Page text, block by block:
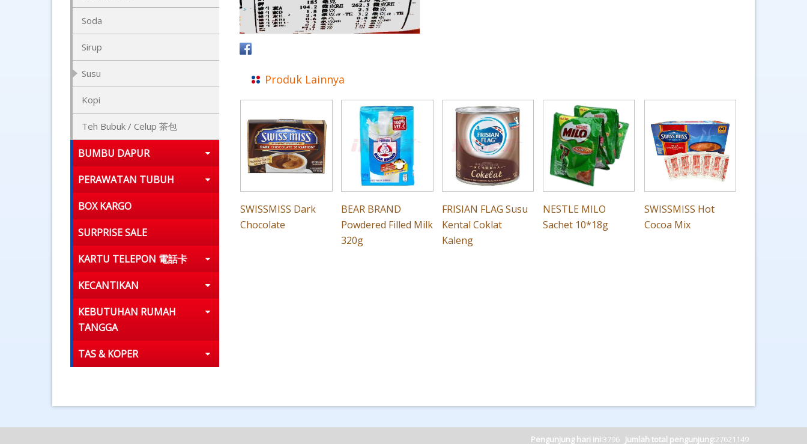
Soda
Sirup
Susu
Kopi
Teh Bubuk / Celup 茶包
BUMBU DAPUR
PERAWATAN TUBUH
BOX KARGO
SURPRISE SALE
KARTU TELEPON 電話卡
KECANTIKAN
KEBUTUHAN RUMAH
TANGGA
TAS & KOPER
Produk Lainnya
SWISSMISS Dark
Chocolate
BEAR BRAND
Powdered Filled Milk
320g
FRISIAN FLAG Susu
Kental Coklat
Kaleng
NESTLE MILO
Sachet 10*18g
SWISSMISS Hot
Cocoa Mix
Pengunjung hari ini:3796 Jumlah total pengunjung:27621149